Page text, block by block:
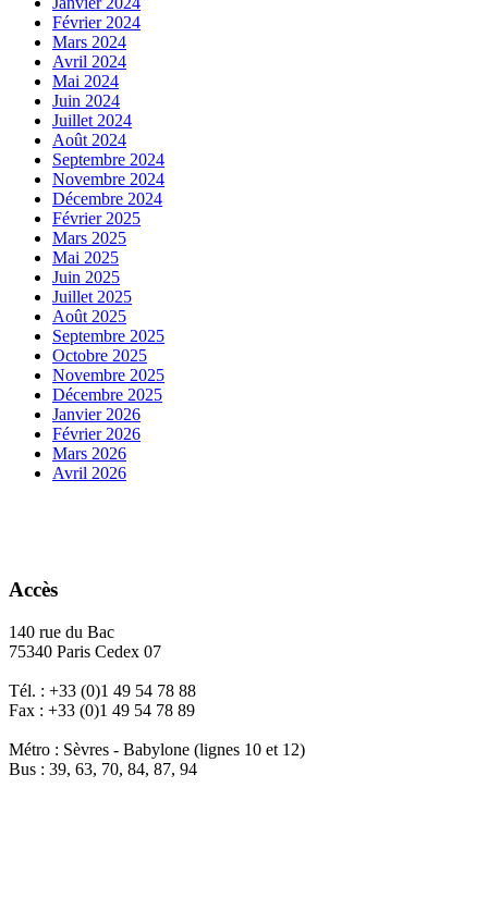
Février 2024
Mars 2024
Avril 2024
Mai 2024
Juin 2024
Juillet 2024
Août 2024
Septembre 2024
Novembre 2024
Décembre 2024
Février 2025
Mars 2025
Mai 2025
Juin 2025
Juillet 2025
Août 2025
Septembre 2025
Octobre 2025
Novembre 2025
Décembre 2025
Janvier 2026
Février 2026
Mars 2026
Avril 2026
Accès
140 rue du Bac
75340 Paris Cedex 07
Tél. : +33 (0)1 49 54 78 88
Fax : +33 (0)1 49 54 78 89
Métro : Sèvres - Babylone (lignes 10 et 12)
Bus : 39, 63, 70, 84, 87, 94